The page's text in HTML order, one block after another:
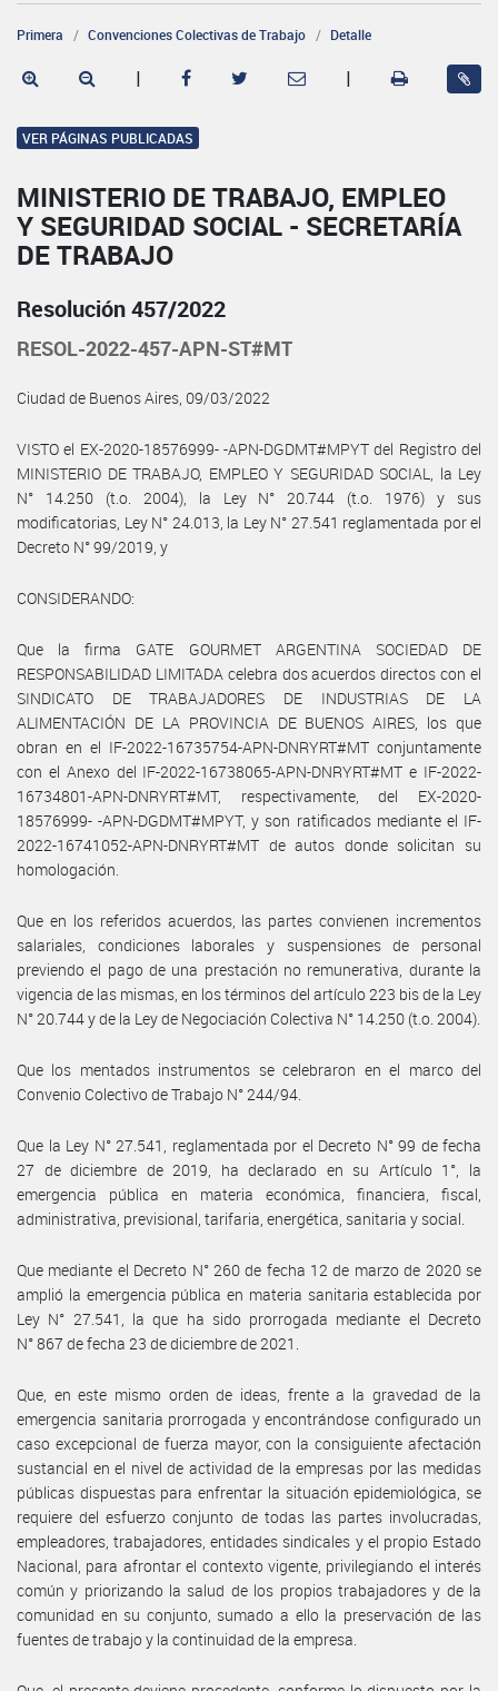
Primera Convenciones Colectivas de Trabajo Detalle
| |
VER PÁGINAS PUBLICADAS
MINISTERIO DE TRABAJO, EMPLEO
Y SEGURIDAD SOCIAL - SECRETARÍA
DE TRABAJO
Resolución 457/2022
RESOL-2022-457-APN-ST#MT
Ciudad de Buenos Aires, 09/03/2022
VISTO el EX-2020-18576999- -APN-DGDMT#MPYT del Registro del
MINISTERIO DE TRABAJO, EMPLEO Y SEGURIDAD SOCIAL, la Ley
N° 14.250 (t.o. 2004), la Ley N° 20.744 (t.o. 1976) y sus
modificatorias, Ley N° 24.013, la Ley N° 27.541 reglamentada por el
Decreto N° 99/2019, y
CONSIDERANDO:
Que la firma GATE GOURMET ARGENTINA SOCIEDAD DE
RESPONSABILIDAD LIMITADA celebra dos acuerdos directos con el
SINDICATO DE TRABAJADORES DE INDUSTRIAS DE LA
ALIMENTACIÓN DE LA PROVINCIA DE BUENOS AIRES, los que
obran en el IF-2022-16735754-APN-DNRYRT#MT conjuntamente
con el Anexo del IF-2022-16738065-APN-DNRYRT#MT e IF-2022-
16734801-APN-DNRYRT#MT, respectivamente, del EX-2020-
18576999- -APN-DGDMT#MPYT, y son ratificados mediante el IF-
2022-16741052-APN-DNRYRT#MT de autos donde solicitan su
homologación.
Que en los referidos acuerdos, las partes convienen incrementos
salariales, condiciones laborales y suspensiones de personal
previendo el pago de una prestación no remunerativa, durante la
vigencia de las mismas, en los términos del artículo 223 bis de la Ley
N° 20.744 y de la Ley de Negociación Colectiva N° 14.250 (t.o. 2004).
Que los mentados instrumentos se celebraron en el marco del
Convenio Colectivo de Trabajo N° 244/94.
Que la Ley N° 27.541, reglamentada por el Decreto N° 99 de fecha
27 de diciembre de 2019, ha declarado en su Artículo 1°, la
emergencia pública en materia económica, financiera, fiscal,
administrativa, previsional, tarifaria, energética, sanitaria y social.
Que mediante el Decreto N° 260 de fecha 12 de marzo de 2020 se
amplió la emergencia pública en materia sanitaria establecida por
Ley N° 27.541, la que ha sido prorrogada mediante el Decreto
N° 867 de fecha 23 de diciembre de 2021.
Que, en este mismo orden de ideas, frente a la gravedad de la
emergencia sanitaria prorrogada y encontrándose configurado un
caso excepcional de fuerza mayor, con la consiguiente afectación
sustancial en el nivel de actividad de la empresas por las medidas
públicas dispuestas para enfrentar la situación epidemiológica, se
requiere del esfuerzo conjunto de todas las partes involucradas,
empleadores, trabajadores, entidades sindicales y el propio Estado
Nacional, para afrontar el contexto vigente, privilegiando el interés
común y priorizando la salud de los propios trabajadores y de la
comunidad en su conjunto, sumado a ello la preservación de las
fuentes de trabajo y la continuidad de la empresa.